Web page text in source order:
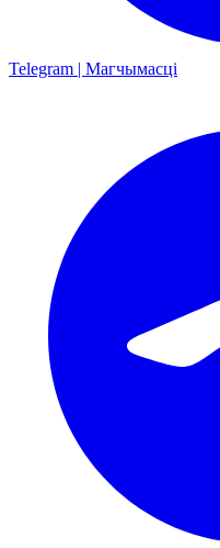
Telegram | Магчымасці